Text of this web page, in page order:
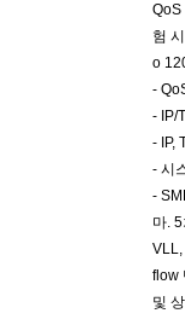
QoS
험
o
-
- IP/
- IP,
- 시
-
마.
flow
및